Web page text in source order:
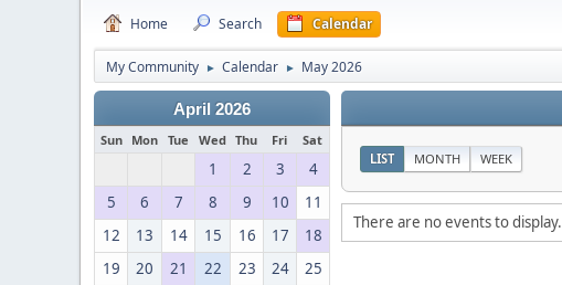
Home Search Calendar
My Community ► Calendar ► May 2026
April 2026
Sun Mon Tue Wed Thu Fri Sat
1 2 3
4
5
6 7 8 9 10
11
12
13 14 15 16 17
18
19
20 21 22 23 24
25
LIST MONTH WEEK
There are no events to display.